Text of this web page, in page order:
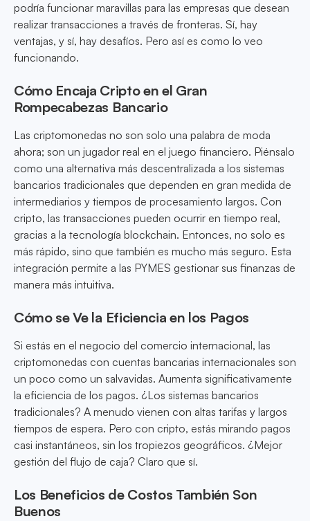
podría funcionar maravillas para las empresas que desean
realizar transacciones a través de fronteras. Sí, hay
ventajas, y sí, hay desafíos. Pero así es como lo veo
funcionando.
Cómo Encaja Cripto en el Gran
Rompecabezas Bancario
Las criptomonedas no son solo una palabra de moda
ahora; son un jugador real en el juego financiero. Piénsalo
como una alternativa más descentralizada a los sistemas
bancarios tradicionales que dependen en gran medida de
intermediarios y tiempos de procesamiento largos. Con
cripto, las transacciones pueden ocurrir en tiempo real,
gracias a la tecnología blockchain. Entonces, no solo es
más rápido, sino que también es mucho más seguro. Esta
integración permite a las PYMES gestionar sus finanzas de
manera más intuitiva.
Cómo se Ve la Eficiencia en los Pagos
Si estás en el negocio del comercio internacional, las
criptomonedas con cuentas bancarias internacionales son
un poco como un salvavidas. Aumenta significativamente
la eficiencia de los pagos. ¿Los sistemas bancarios
tradicionales? A menudo vienen con altas tarifas y largos
tiempos de espera. Pero con cripto, estás mirando pagos
casi instantáneos, sin los tropiezos geográficos. ¿Mejor
gestión del flujo de caja? Claro que sí.
Los Beneficios de Costos También Son
Buenos